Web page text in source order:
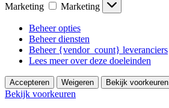
Marketing
Marketing
Beheer opties
Beheer diensten
Beheer {vendor_count} leveranciers
Lees meer over deze doeleinden
Accepteren Weigeren Bekijk voorkeuren
Bekijk voorkeuren